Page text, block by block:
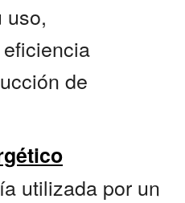
uso,
de
utilizada por un